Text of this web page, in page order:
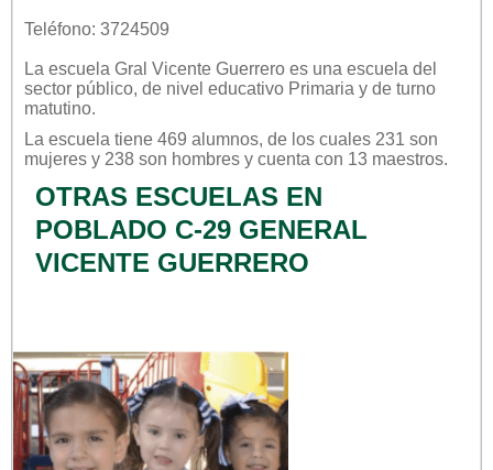
Teléfono: 3724509
La escuela Gral Vicente Guerrero es una escuela del
sector público, de nivel educativo Primaria y de turno
matutino.
La escuela tiene 469 alumnos, de los cuales 231 son
mujeres y 238 son hombres y cuenta con 13 maestros.
OTRAS ESCUELAS EN
POBLADO C-29 GENERAL
VICENTE GUERRERO